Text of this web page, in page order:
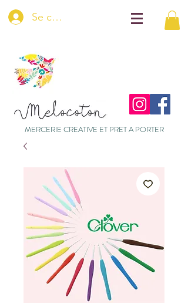
Se connecter
MERCERIE CREATIVE ET PRET A PORTER